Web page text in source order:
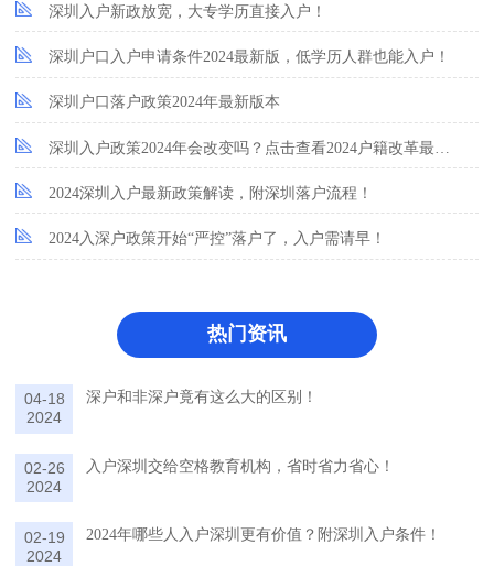
深圳入户新政放宽，大专学历直接入户！
深圳户口入户申请条件2024最新版，低学历人群也能入户！
深圳户口落户政策2024年最新版本
2024深圳入户最新政策解读，附深圳落户流程！
2024入深户政策开始“严控”落户了，入户需请早！
热门资讯
04-18
2024
深户和非深户竟有这么大的区别！
02-26
2024
入户深圳交给空格教育机构，省时省力省心！
02-19
2024
2024年哪些人入户深圳更有价值？附深圳入户条件！